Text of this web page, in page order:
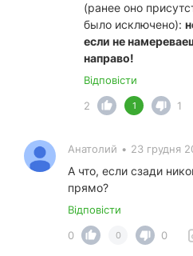
(ранее оно
было исключено):
если не
направо!
Відповісти
2
1 1
Анатолий • 23 грудня
А что, если сзади
прямо?
Відповісти
0
0 0